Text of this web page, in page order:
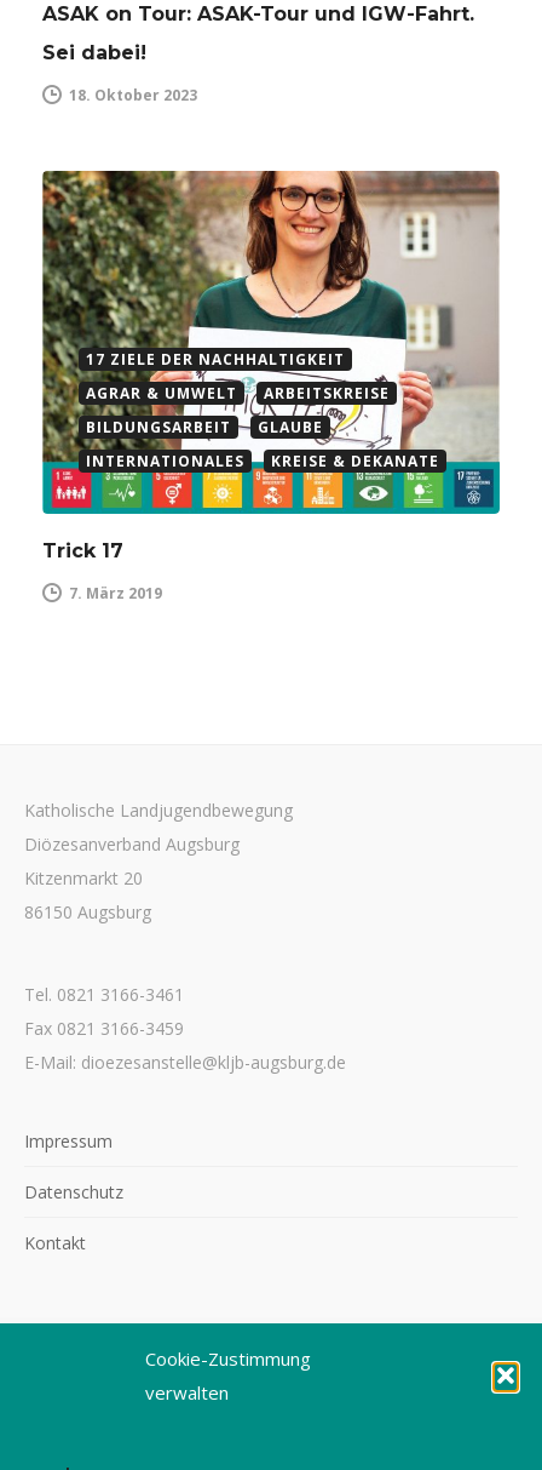
Cookie-Zustimmung
verwalten
ASAK on Tour: ASAK-Tour und IGW-Fahrt.
Sei dabei!
18. Oktober 2023
17 ZIELE DER NACHHALTIGKEIT
AGRAR & UMWELT
ARBEITSKREISE
BILDUNGSARBEIT
GLAUBE
INTERNATIONALES
KREISE & DEKANATE
Trick 17
7. März 2019
Katholische Landjugendbewegung
Diözesanverband Augsburg
Kitzenmarkt 20
86150 Augsburg
Tel. 0821 3166-3461
Fax 0821 3166-3459
E-Mail: dioezesanstelle@kljb-augsburg.de
Impressum
Datenschutz
Kontakt
©2026 KLJB Augsburg